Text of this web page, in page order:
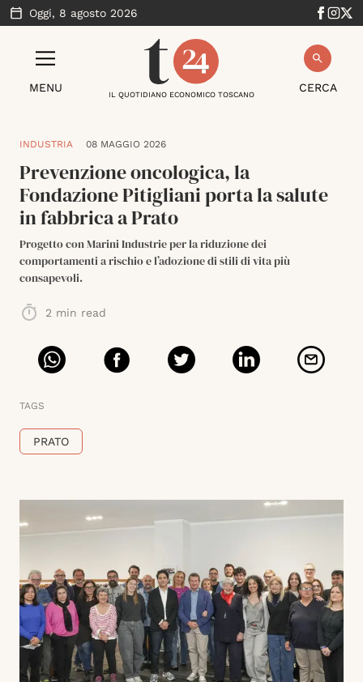
Oggi, 8 agosto 2026
MENU CERCA
IL QUOTIDIANO ECONOMICO TOSCANO
INDUSTRIA 08 MAGGIO 2026
Prevenzione oncologica, la
Fondazione Pitigliani porta la salute
in fabbrica a Prato
Progetto con Marini Industrie per la riduzione dei
comportamenti a rischio e l’adozione di stili di vita più
consapevoli.
2 min read
TAGS
PRATO